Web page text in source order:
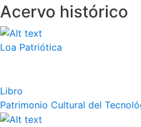
Acervo histórico
Loa Patriótica
Libro
Patrimonio Cultural del